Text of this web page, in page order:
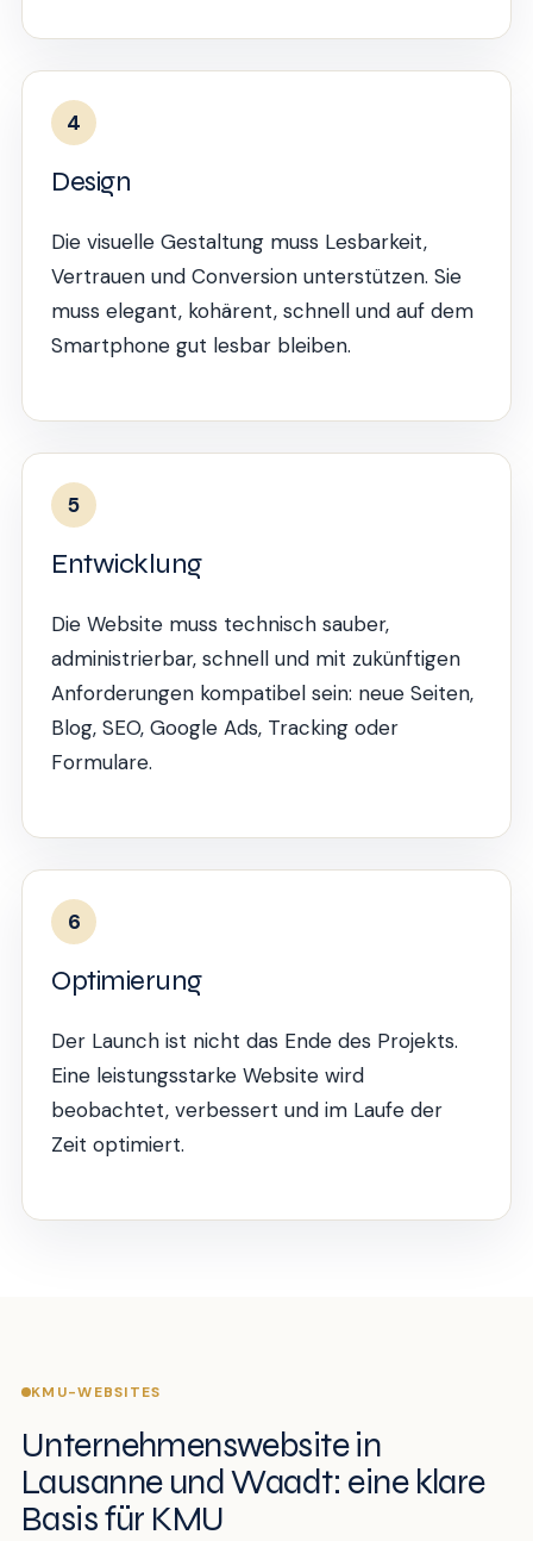
4
Design
Die visuelle Gestaltung muss Lesbarkeit,
Vertrauen und Conversion unterstützen. Sie
muss elegant, kohärent, schnell und auf dem
Smartphone gut lesbar bleiben.
5
Entwicklung
Die Website muss technisch sauber,
administrierbar, schnell und mit zukünftigen
Anforderungen kompatibel sein: neue Seiten,
Blog, SEO, Google Ads, Tracking oder
Formulare.
6
Optimierung
Der Launch ist nicht das Ende des Projekts.
Eine leistungsstarke Website wird
beobachtet, verbessert und im Laufe der
Zeit optimiert.
KMU-WEBSITES
Unternehmenswebsite in
Lausanne und Waadt: eine klare
Basis für KMU